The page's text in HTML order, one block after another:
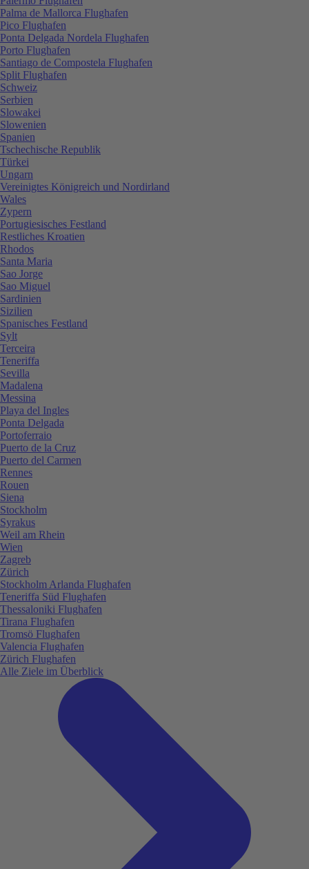
Palma de Mallorca Flughafen
Pico Flughafen
Ponta Delgada Nordela Flughafen
Porto Flughafen
Santiago de Compostela Flughafen
Split Flughafen
Schweiz
Serbien
Slowakei
Slowenien
Spanien
Tschechische Republik
Türkei
Ungarn
Vereinigtes Königreich und Nordirland
Wales
Zypern
Portugiesisches Festland
Restliches Kroatien
Rhodos
Santa Maria
Sao Jorge
Sao Miguel
Sardinien
Sizilien
Spanisches Festland
Sylt
Terceira
Teneriffa
Sevilla
Madalena
Messina
Playa del Ingles
Ponta Delgada
Portoferraio
Puerto de la Cruz
Puerto del Carmen
Rennes
Rouen
Siena
Stockholm
Syrakus
Weil am Rhein
Wien
Zagreb
Zürich
Stockholm Arlanda Flughafen
Teneriffa Süd Flughafen
Thessaloniki Flughafen
Tirana Flughafen
Tromsö Flughafen
Valencia Flughafen
Zürich Flughafen
Alle Ziele im Überblick